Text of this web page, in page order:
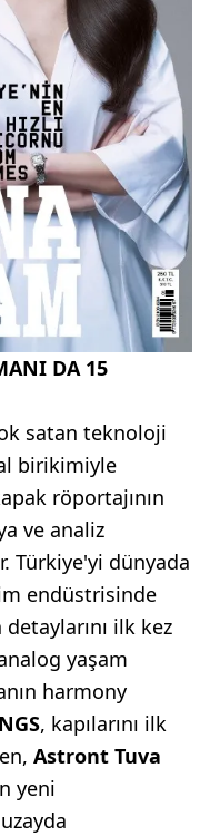
DA 15
satan teknoloji
birikimiyle
röportajının
ve analiz
Türkiye'yi dünyada
endüstrisinde
ilk kez
yaşam
harmony
, kapılarını ilk
Astront Tuva
yeni